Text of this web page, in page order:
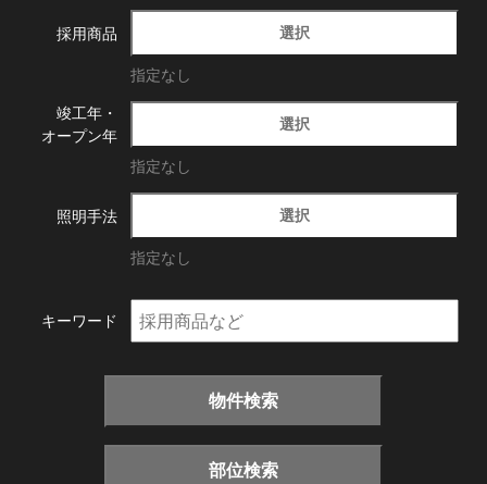
採用商品 選択
指定なし
竣工年・
オープン年
選択
指定なし
照明手法 選択
指定なし
キーワード
物件検索
部位検索